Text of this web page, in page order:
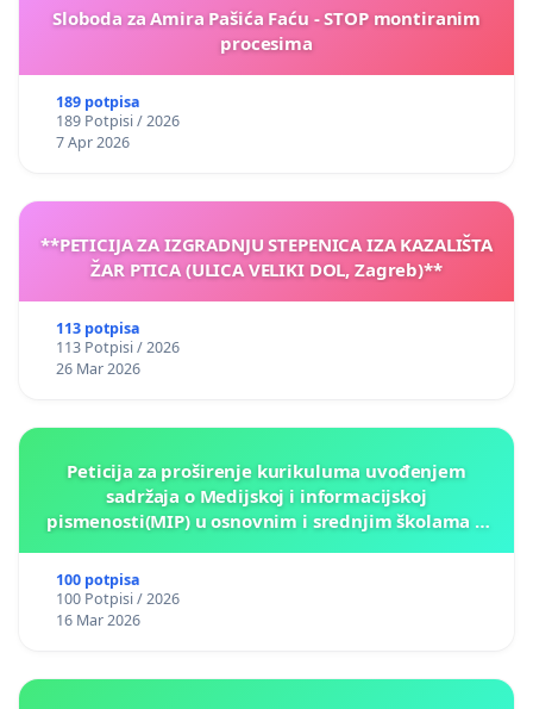
Sloboda za Amira Pašića Faću - STOP montiranim
procesima
189 potpisa
189 Potpisi / 2026
7 Apr 2026
**PETICIJA ZA IZGRADNJU STEPENICA IZA KAZALIŠTA
ŽAR PTICA (ULICA VELIKI DOL, Zagreb)**
113 potpisa
113 Potpisi / 2026
26 Mar 2026
Peticija za proširenje kurikuluma uvođenjem
sadržaja o Medijskoj i informacijskoj
pismenosti(MIP) u osnovnim i srednjim školama u
100 potpisa
100 Potpisi / 2026
16 Mar 2026